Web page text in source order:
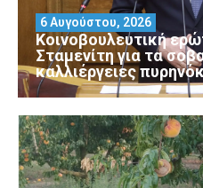
Κοινοβουλευτική
Σταμενίτη για τα
καλλιέργειες
6 Αυγούστου, 2026